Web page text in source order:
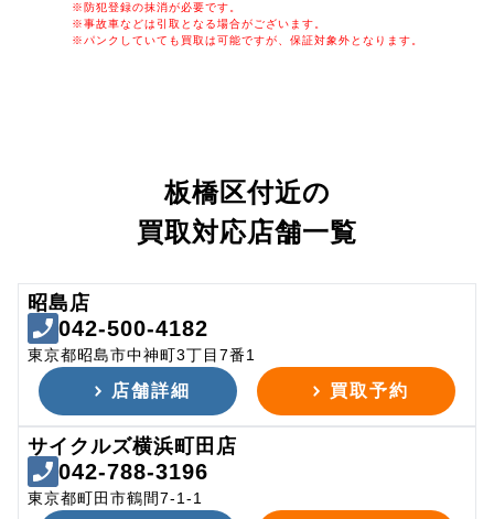
※防犯登録の抹消が必要です。
※事故車などは引取となる場合がございます。
※パンクしていても買取は可能ですが、保証対象外となります。
板橋区付近の
買取対応店舗一覧
昭島店
042-500-4182
東京都昭島市中神町3丁目7番1
店舗詳細 買取予約
サイクルズ横浜町田店
042-788-3196
東京都町田市鶴間7-1-1